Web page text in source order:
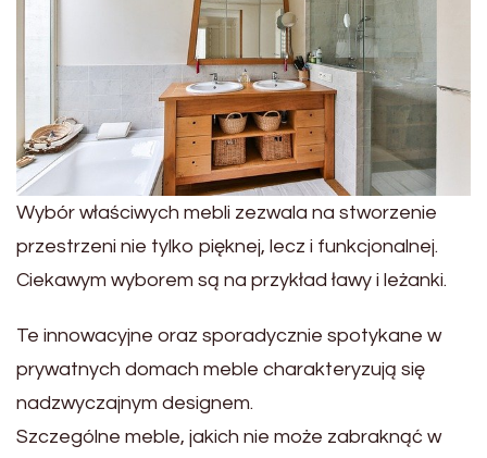
Wybór właściwych mebli zezwala na stworzenie
przestrzeni nie tylko pięknej, lecz i funkcjonalnej.
Ciekawym wyborem są na przykład ławy i leżanki.
Te innowacyjne oraz sporadycznie spotykane w
prywatnych domach meble charakteryzują się
nadzwyczajnym designem.
Szczególne meble, jakich nie może zabraknąć w